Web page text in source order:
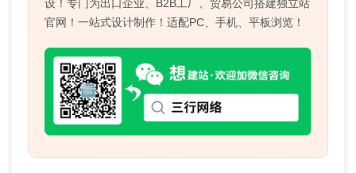
设！专门为出口企业、B2B工厂、贸易公司搭建独立站
官网！一站式设计制作！适配PC、手机、平板浏览！